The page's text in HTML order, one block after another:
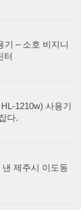
기 – 소호 비지니
터
1210w) 사용기
다.
제주시 이도동